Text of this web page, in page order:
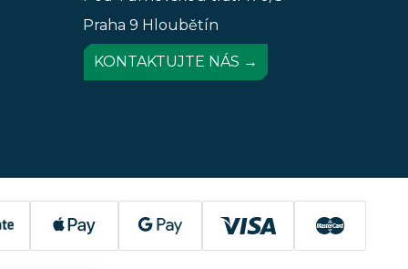
Praha 9 Hloubětín
KONTAKTUJTE NÁS →